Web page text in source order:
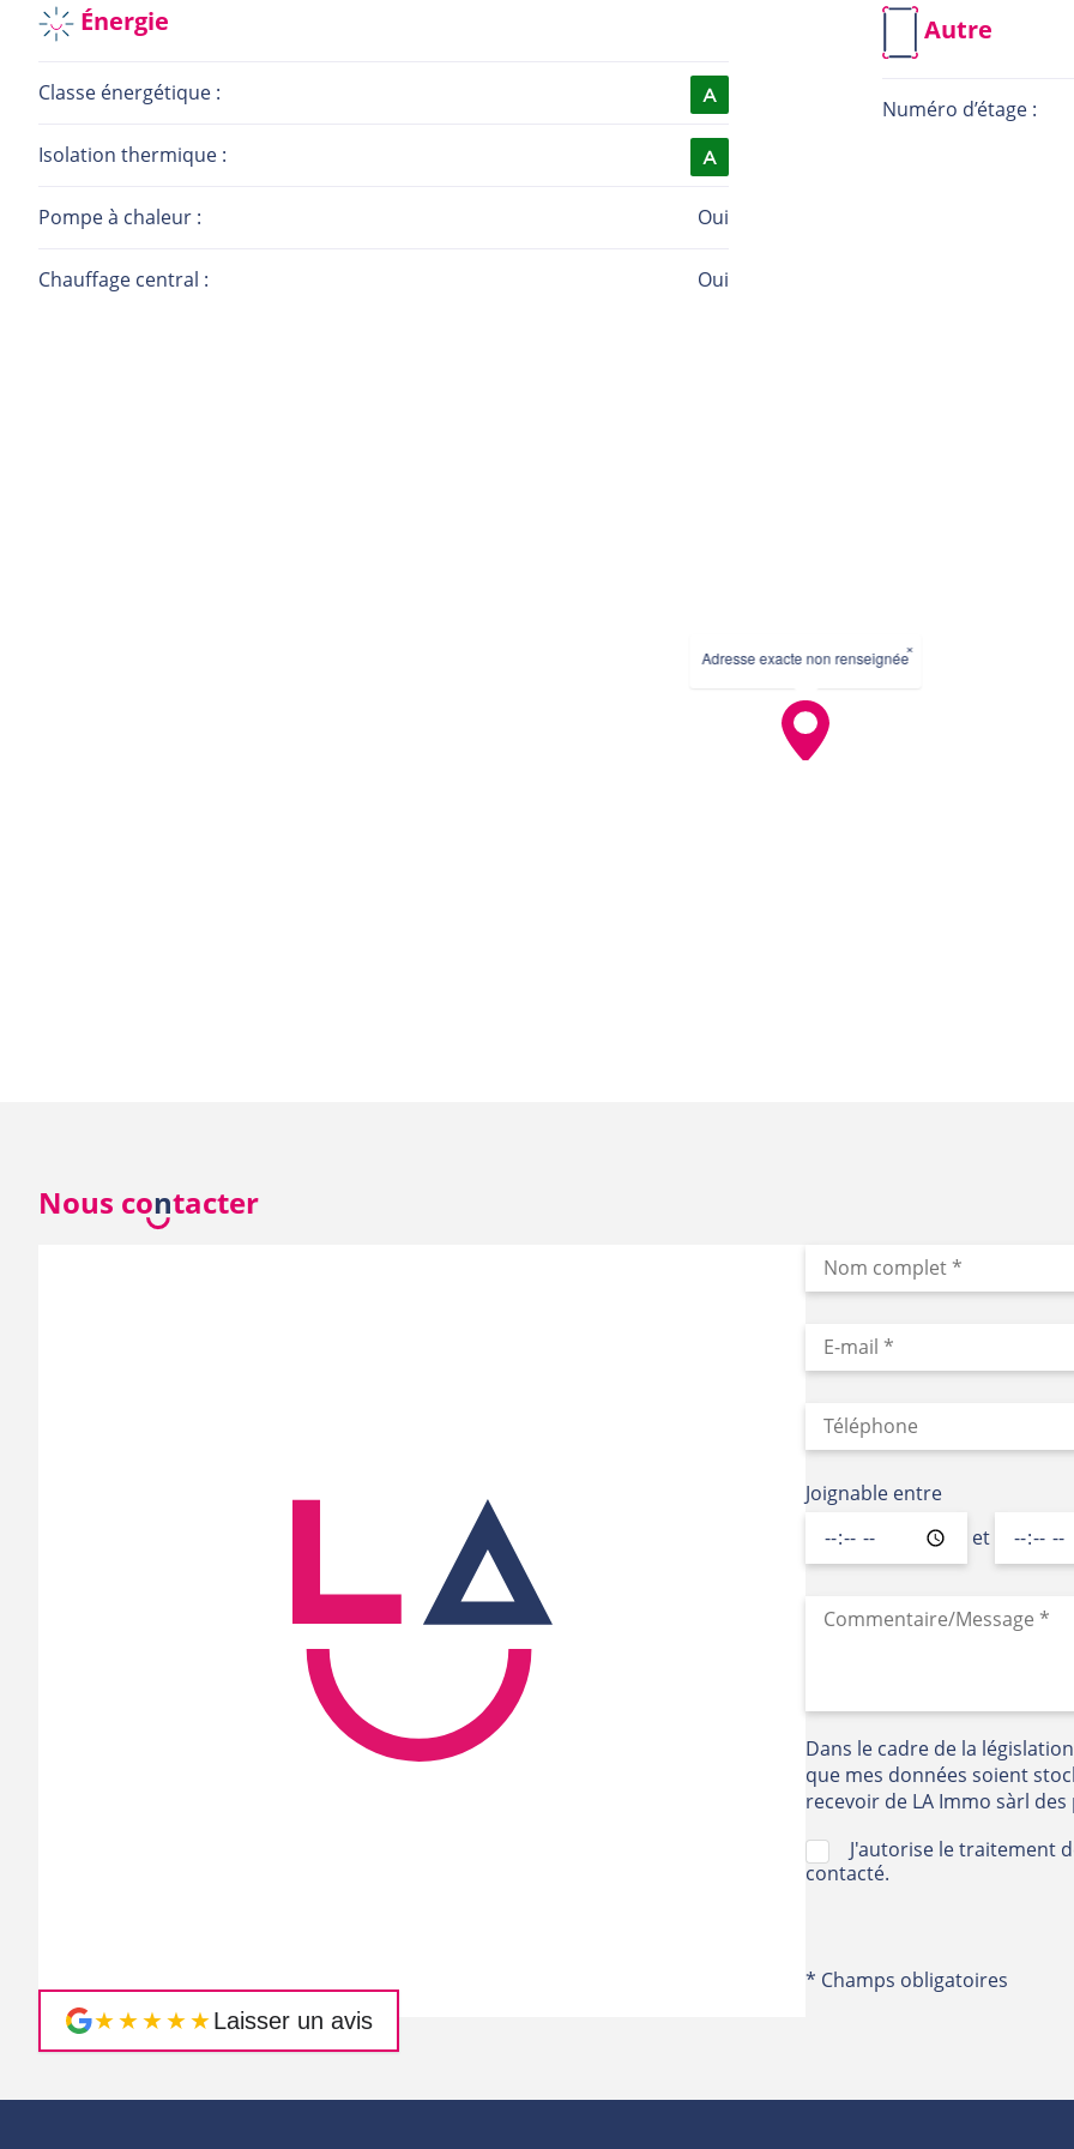
Énergie
Classe énergétique :
Isolation thermique :
Pompe à chaleur : Oui
Chauffage central : Oui
Autre
Numéro d’étage :
×
Adresse exacte non renseignée
Nous contacter
Joignable entre
et
Dans le cadre de la
que mes données soient
recevoir de LA Immo sàrl
J'autorise le traitement
contacté.
* Champs obligatoires
★★★★★Laisser un avis